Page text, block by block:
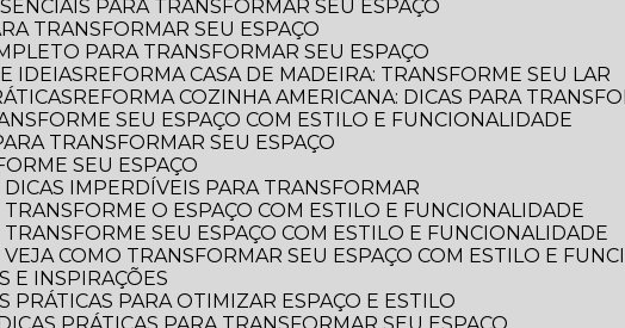
PARA TRANSFORMAR SEU ESPAÇO
TRANSFORMAR SEU ESPAÇO
PARA TRANSFORMAR SEU ESPAÇO
IDEIAS
REFORMA CASA DE MADEIRA: TRANSFORME SEU LAR
REFORMA COZINHA AMERICANA: DICAS PARA
SEU ESPAÇO COM ESTILO E FUNCIONALIDADE
TRANSFORMAR SEU ESPAÇO
SEU ESPAÇO
IMPERDÍVEIS PARA TRANSFORMAR
TRANSFORME O ESPAÇO COM ESTILO E FUNCIONALIDADE
SEU ESPAÇO COM ESTILO E FUNCIONALIDADE
VEJA COMO TRANSFORMAR SEU ESPAÇO COM ESTILO E
E INSPIRAÇÕES
PRÁTICAS PARA OTIMIZAR ESPAÇO E ESTILO